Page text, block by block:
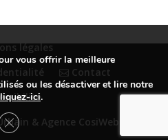
légales
Contact
& Agence CosiWeb
vous offrir la meilleure
ou les désactiver et lire notre
ici.
Fermer la bannière des cookies